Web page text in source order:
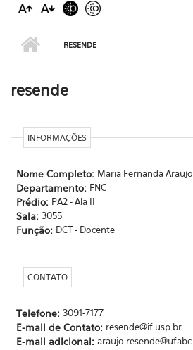
RESENDE
resende
INFORMAÇÕES
Nome Completo: Maria Fernanda
Departamento: FNC
Prédio: PA2 - Ala II
Sala: 3055
Função: DCT - Docente
CONTATO
Telefone: 3091-7177
E-mail de Contato: resende@if.usp.br
E-mail adicional: